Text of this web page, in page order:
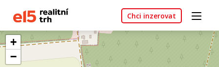
Chci inzerovat
+
−